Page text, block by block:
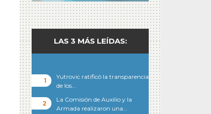
LAS 3 MÁS LEÍDAS:
Yutrovic ratificó la transparencia
de los…
La Comisión de Auxilio y la
Armada realizaron una…